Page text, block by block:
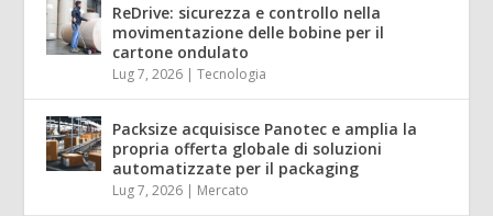
ReDrive: sicurezza e controllo nella
movimentazione delle bobine per il
cartone ondulato
Lug 7, 2026 |Tecnologia
Packsize acquisisce Panotec e amplia la
propria offerta globale di soluzioni
automatizzate per il packaging
Lug 7, 2026 | Mercato